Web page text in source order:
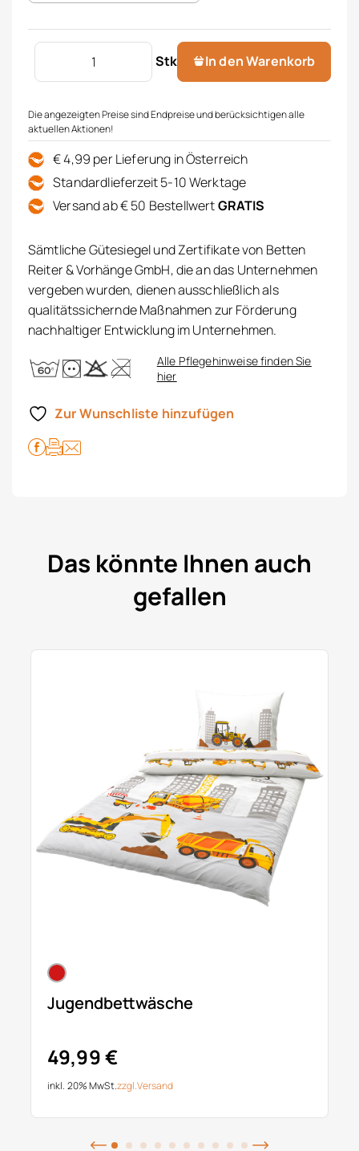
Stk
Jugendbettwäsche Menge
In den Warenkorb
Die angezeigten Preise sind Endpreise und berücksichtigen alle
aktuellen Aktionen!
€ 4,99 per Lieferung in Österreich
Standardlieferzeit 5-10 Werktage
Versand ab € 50 BestellwertGRATIS
Sämtliche Gütesiegel und Zertifikate von Betten
Reiter & Vorhänge GmbH, die an das Unternehmen
vergeben wurden, dienen ausschließlich als
qualitätssichernde Maßnahmen zur Förderung
nachhaltiger Entwicklung im Unternehmen.
Alle Pflegehinweise finden Sie
hier
Zur Wunschliste hinzufügen
Das könnte Ihnen auch
gefallen
Jugendbettwäsche
49,99 €
inkl. 20% MwSt.zzgl.Versand